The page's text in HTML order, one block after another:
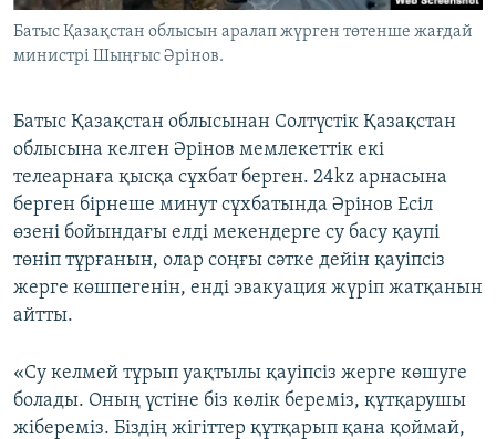
Батыс Қазақстан облысын аралап жүрген төтенше жағдай
министрі Шыңғыс Әрінов.
Батыс Қазақстан облысынан Солтүстік Қазақстан
облысына келген Әрінов мемлекеттік екі
телеарнаға қысқа сұхбат берген. 24kz арнасына
берген бірнеше минут сұхбатында Әрінов Есіл
өзені бойындағы елді мекендерге су басу қаупі
төніп тұрғанын, олар соңғы сәтке дейін қауіпсіз
жерге көшпегенін, енді эвакуация жүріп жатқанын
айтты.
«Су келмей тұрып уақтылы қауіпсіз жерге көшуге
болады. Оның үстіне біз көлік береміз, құтқарушы
жібереміз. Біздің жігіттер құтқарып қана қоймай,